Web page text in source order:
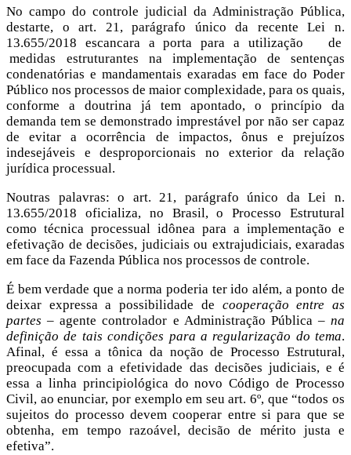
No campo do controle judicial da Administração Pública,
destarte, o art. 21, parágrafo único da recente Lei n.
13.655/2018 escancara a porta para a utilização de
medidas estruturantes na implementação de sentenças
condenatórias e mandamentais exaradas em face do Poder
Público nos processos de maior complexidade, para os quais,
conforme a doutrina já tem apontado, o princípio da
demanda tem se demonstrado imprestável por não ser capaz
de evitar a ocorrência de impactos, ônus e prejuízos
indesejáveis e desproporcionais no exterior da relação
jurídica processual.
Noutras palavras: o art. 21, parágrafo único da Lei n.
13.655/2018 oficializa, no Brasil, o Processo Estrutural
como técnica processual idônea para a implementação e
efetivação de decisões, judiciais ou extrajudiciais, exaradas
em face da Fazenda Pública nos processos de controle.
É bem verdade que a norma poderia ter ido além, a ponto de
deixar expressa a possibilidade de cooperação entre as
partes –agente controlador e Administração Pública – na
definição de tais condições para a regularização do tema.
Afinal, é essa a tônica da noção de Processo Estrutural,
preocupada com a efetividade das decisões judiciais, e é
essa a linha principiológica do novo Código de Processo
Civil, ao enunciar, por exemplo em seu art. 6º, que “todos os
sujeitos do processo devem cooperar entre si para que se
obtenha, em tempo razoável, decisão de mérito justa e
efetiva”.